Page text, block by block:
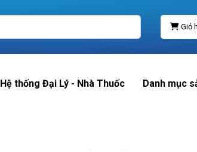
Giỏ
Hệ thống Đại Lý - Nhà Thuốc Danh mục